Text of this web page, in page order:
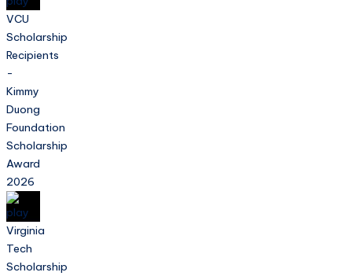
VCU
Scholarship
Recipients
-
Kimmy
Duong
Foundation
Scholarship
Award
2026
Virginia
Tech
Scholarship